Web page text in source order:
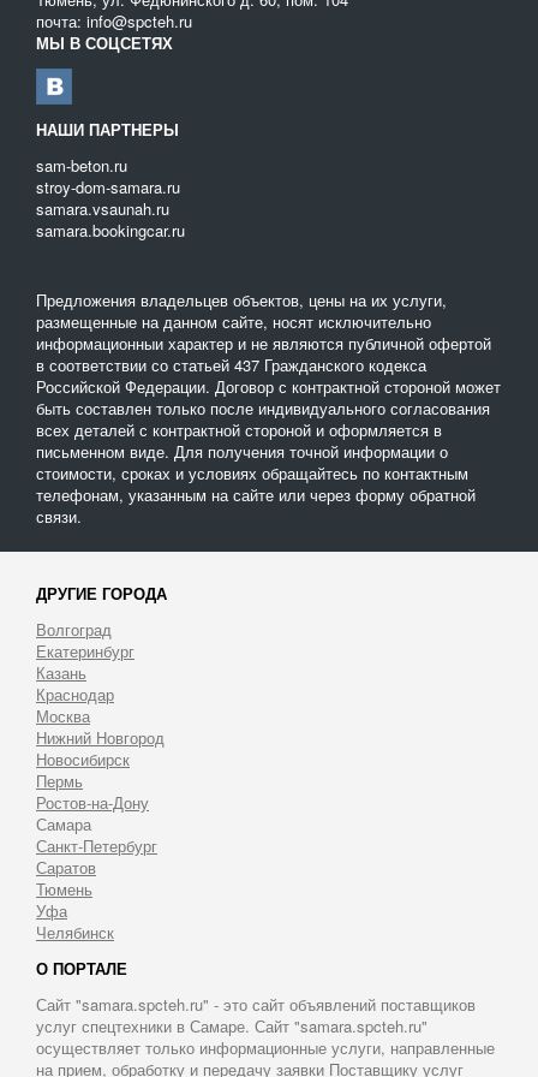
почта: info@spcteh.ru
МЫ В СОЦСЕТЯХ
НАШИ ПАРТНЕРЫ
sam-beton.ru
stroy-dom-samara.ru
samara.vsaunah.ru
samara.bookingcar.ru
Предложения владельцев объектов, цены на их услуги,
размещенные на данном сайте, носят исключительно
информационныи характер и не являются публичной офертой
в соответствии со статьей 437 Гражданского кодекса
Российской Федерации. Договор с контрактной стороной может
быть составлен только после индивидуального согласования
всех деталей с контрактной стороной и оформляется в
письменном виде. Для получения точной информации о
стоимости, сроках и условиях обращайтесь по контактным
телефонам, указанным на сайте или через форму обратной
связи.
ДРУГИЕ ГОРОДА
Волгоград
Екатеринбург
Казань
Краснодар
Москва
Нижний Новгород
Новосибирск
Пермь
Ростов-на-Дону
Самара
Санкт-Петербург
Саратов
Тюмень
Уфа
Челябинск
О ПОРТАЛЕ
Сайт "samara.spcteh.ru" - это сайт объявлений поставщиков
услуг спецтехники в Самаре. Сайт "samara.spcteh.ru"
осуществляет только информационные услуги, направленные
на прием, обработку и передачу заявки Поставщику услуг